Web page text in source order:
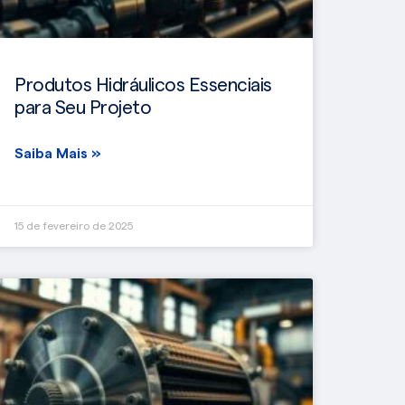
Produtos Hidráulicos Essenciais
para Seu Projeto
Saiba Mais »
15 de fevereiro de 2025